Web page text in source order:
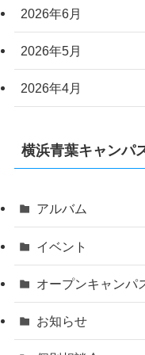
2026年6月
2026年5月
2026年4月
横浜青葉キャンパ
アルバム
イベント
オープンキャンパ
お知らせ